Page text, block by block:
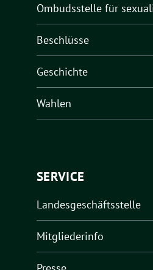
Ombudsstelle für
Beschlüsse
Geschichte
Wahlen
SERVICE
Landesgeschäftsstelle
Mitgliederinfo